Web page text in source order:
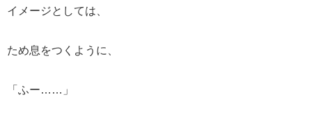
イメージとしては、
ため息をつくように、
「ふー……」